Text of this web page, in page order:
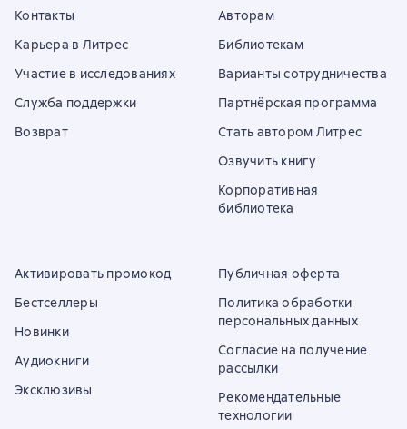
Контакты
Карьера в Литрес
Участие в исследованиях
Служба поддержки
Возврат
Авторам
Библиотекам
Варианты сотрудничества
Партнёрская программа
Стать автором Литрес
Озвучить книгу
Корпоративная
библиотека
Активировать промокод
Бестселлеры
Новинки
Аудиокниги
Эксклюзивы
Публичная оферта
Политика обработки
персональных данных
Согласие на получение
рассылки
Рекомендательные
технологии